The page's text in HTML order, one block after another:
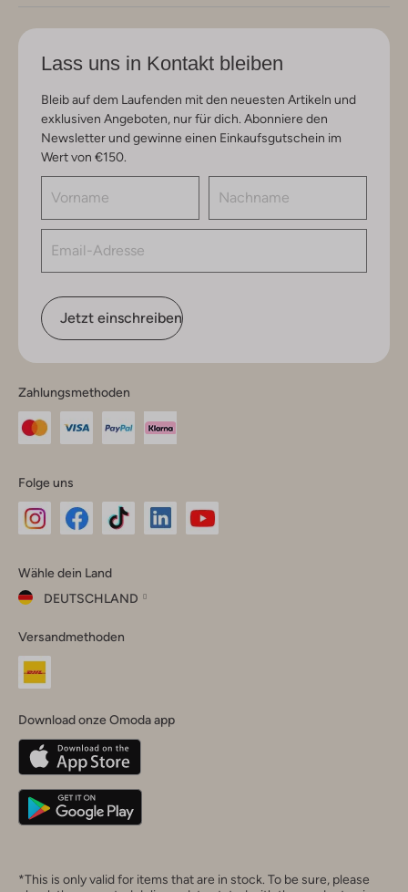
Lass uns in Kontakt bleiben
Bleib auf dem Laufenden mit den neuesten Artikeln und
exklusiven Angeboten, nur für dich. Abonniere den
Newsletter und gewinne einen Einkaufsgutschein im
Wert von €150.
Jetzt einschreiben
Zahlungsmethoden
Folge uns
Instagram
Facebook
TikTok
Wähle dein Land
DEUTSCHLAND
dein
Land
Belgique(Français)
Deutschland
Versandmethoden
Download onze Omoda app
*This is only valid for items that are in stock. To be sure, please